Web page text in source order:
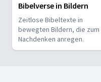
Bibelverse in Bildern
Zeitlose Bibeltexte in
bewegten Bildern, die zum
Nachdenken anregen.